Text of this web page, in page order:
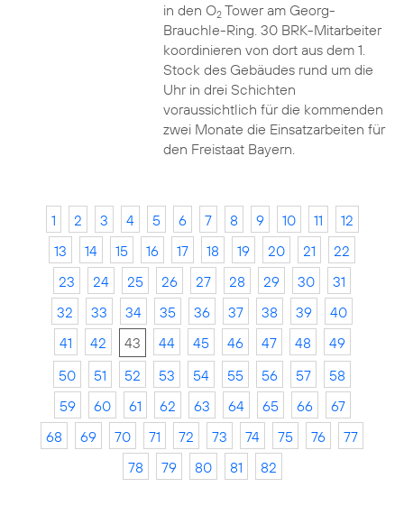
in den O2Tower am Georg-
Brauchle-Ring. 30 BRK-Mitarbeiter
koordinieren von dort aus dem 1.
Stock des Gebäudes rund um die
Uhr in drei Schichten
voraussichtlich für die kommenden
zwei Monate die Einsatzarbeiten für
den Freistaat Bayern.
1 2 3 4 5 6 7 8 9 10 11
12
13
14 15 16 17 18 19 20 21
22
23
24 25 26 27 28 29 30
31
32
33 34 35 36 37 38 39
40
41
42 43 44 45 46 47 48
49
50
51 52 53 54 55 56 57
58
59
60 61 62 63 64 65 66
67
68
69 70 71 72 73 74 75 76
77
78
79 80 81 82